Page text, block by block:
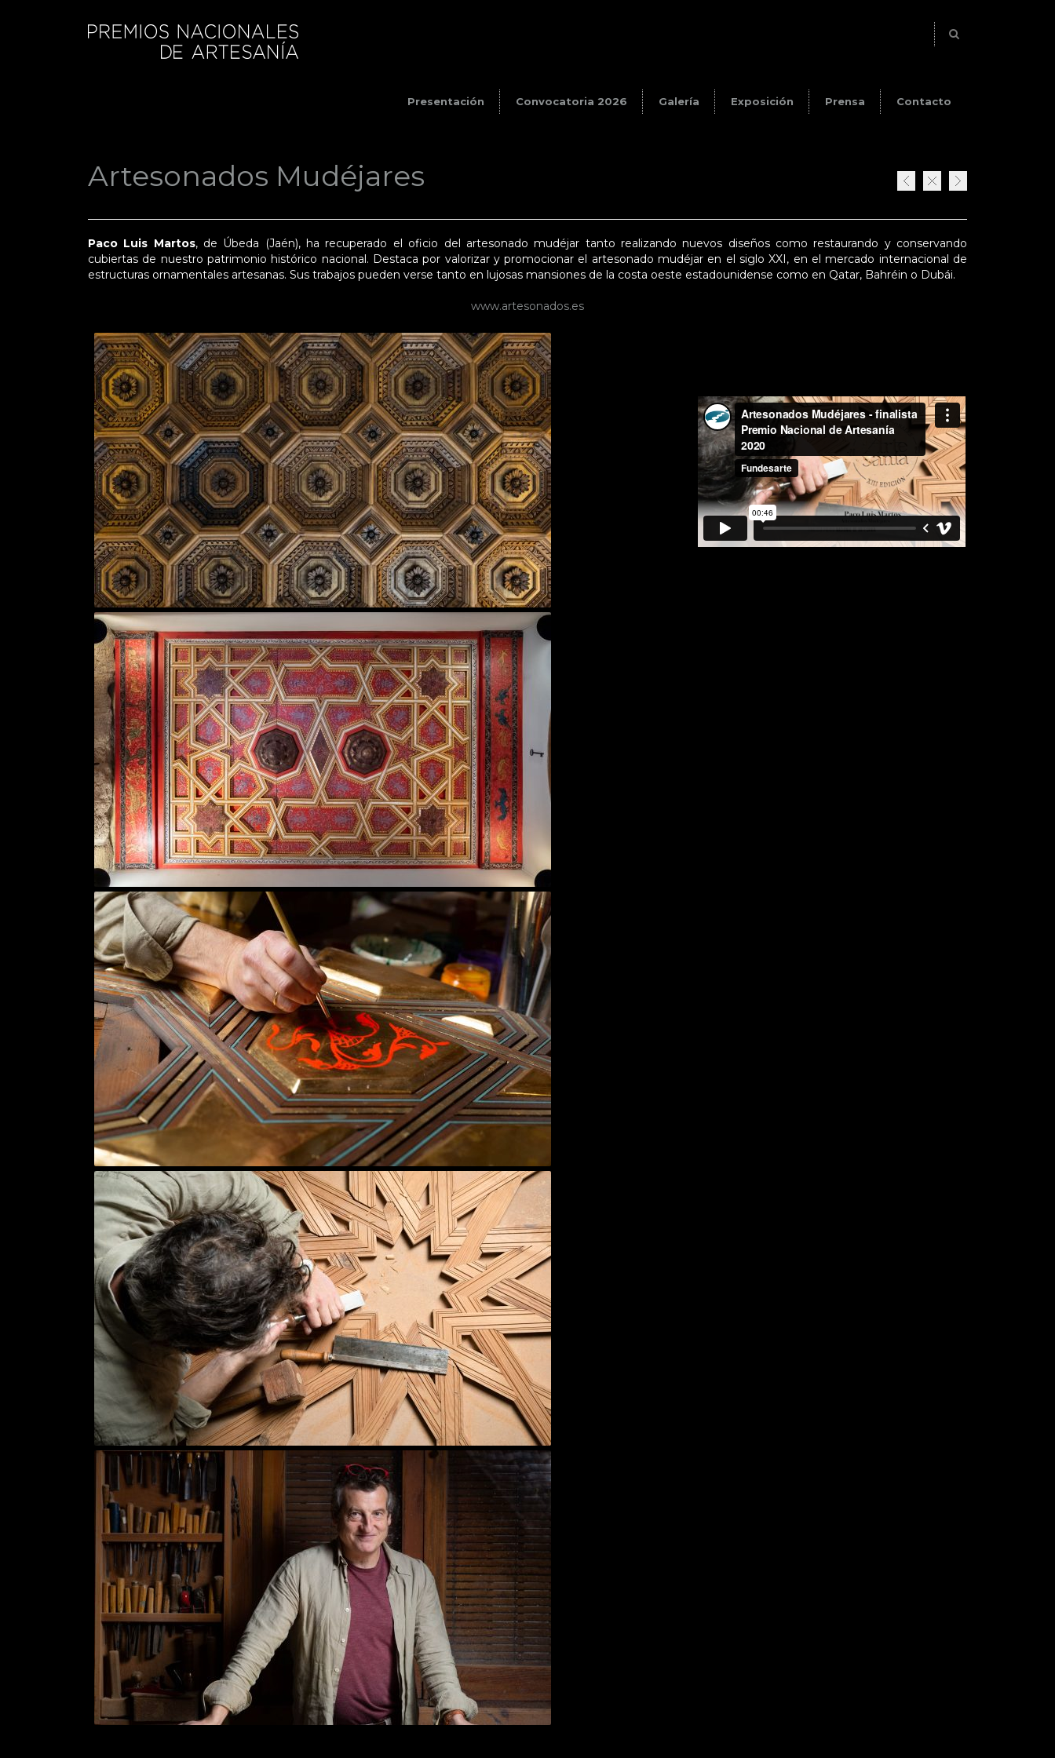
Presentación Convocatoria 2026 Galería Exposición Prensa Contacto
Artesonados Mudéjares
Paco Luis Martos, de Úbeda (Jaén), ha recuperado el oficio del artesonado mudéjar tanto realizando nuevos diseños como restaurando y conservando
cubiertas de nuestro patrimonio histórico nacional. Destaca por valorizar y promocionar el artesonado mudéjar en el siglo XXI, en el mercado internacional de
estructuras ornamentales artesanas. Sus trabajos pueden verse tanto en lujosas mansiones de la costa oeste estadounidense como en Qatar, Bahréin o Dubái.
www.artesonados.es